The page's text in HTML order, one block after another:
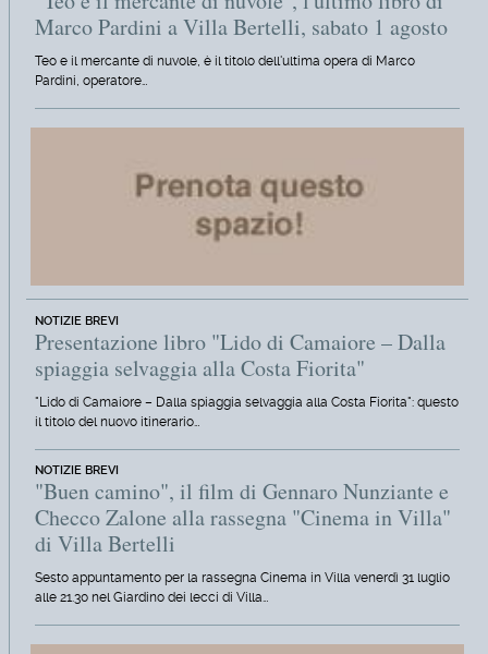
Marco Pardini a Villa Bertelli, sabato 1 agosto
Teo e il mercante di nuvole, è il titolo dell'ultima opera di Marco
Pardini, operatore…
NOTIZIE BREVI
Presentazione libro "Lido di Camaiore – Dalla
spiaggia selvaggia alla Costa Fiorita"
"Lido di Camaiore – Dalla spiaggia selvaggia alla Costa Fiorita": questo
il titolo del nuovo itinerario…
NOTIZIE BREVI
"Buen camino", il film di Gennaro Nunziante e
Checco Zalone alla rassegna "Cinema in Villa"
di Villa Bertelli
Sesto appuntamento per la rassegna Cinema in Villa venerdì 31 luglio
alle 21.30 nel Giardino dei lecci di Villa…